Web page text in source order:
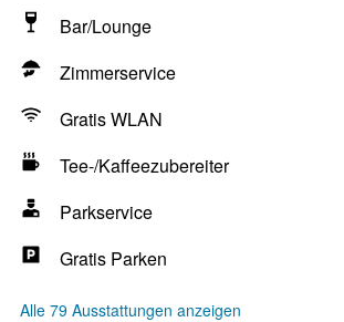
Bar/Lounge
Zimmerservice
Gratis WLAN
Tee-/Kaffeezubereiter
Parkservice
Gratis Parken
Alle 79 Ausstattungen anzeigen